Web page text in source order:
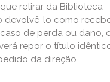
retirar da Biblioteca
devolvê-lo como
caso de perda ou dano,
repor o título
da direção.